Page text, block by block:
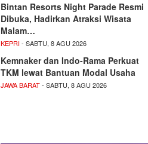
Bintan Resorts Night Parade Resmi
Dibuka, Hadirkan Atraksi Wisata
Malam…
KEPRI- SABTU, 8 AGU 2026
Kemnaker dan Indo-Rama Perkuat
TKM lewat Bantuan Modal Usaha
JAWA BARAT- SABTU, 8 AGU 2026